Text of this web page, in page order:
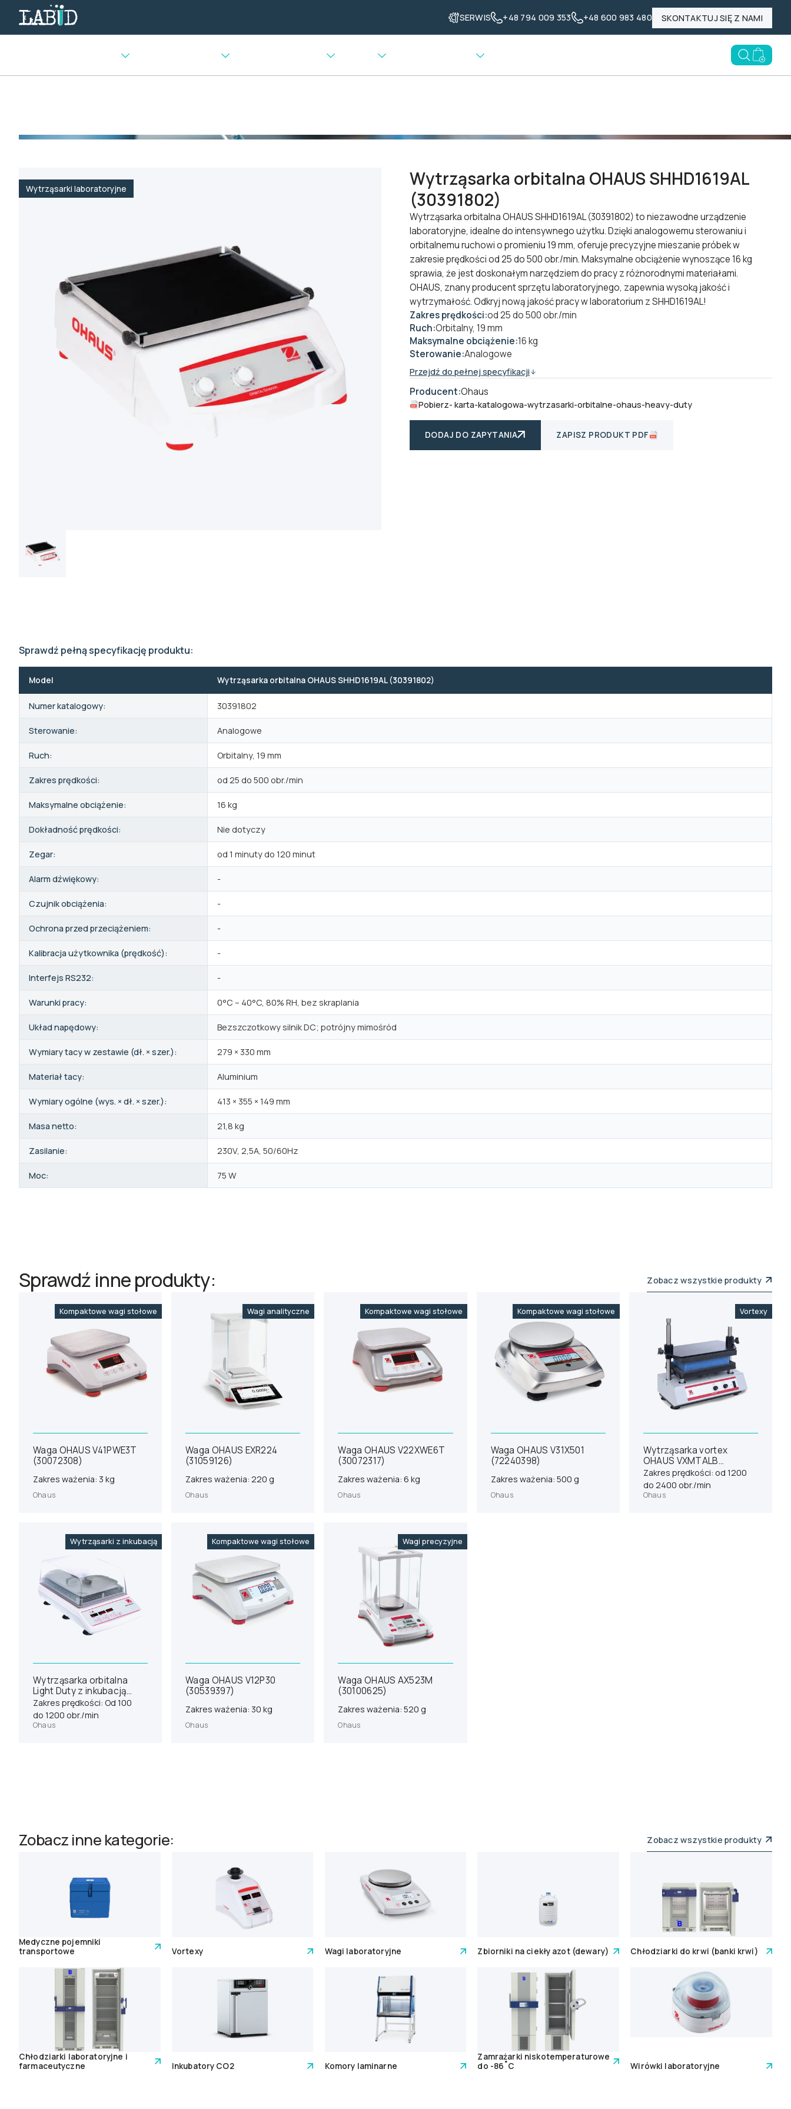
SERWIS +48 794 009 353 +48 600 983 480 SKONTAKTUJ SIĘ Z NAMI
OpenGo to
Wytrząsarki laboratoryjne
Wytrząsarka orbitalna OHAUS SHHD1619AL
(30391802)
Wytrząsarka orbitalna OHAUS SHHD1619AL (30391802) to niezawodne urządzenie
laboratoryjne, idealne do intensywnego użytku. Dzięki analogowemu sterowaniu i
orbitalnemu ruchowi o promieniu 19 mm, oferuje precyzyjne mieszanie próbek w
zakresie prędkości od 25 do 500 obr./min. Maksymalne obciążenie wynoszące 16 kg
sprawia, że jest doskonałym narzędziem do pracy z różnorodnymi materiałami.
OHAUS, znany producent sprzętu laboratoryjnego, zapewnia wysoką jakość i
wytrzymałość. Odkryj nową jakość pracy w laboratorium z SHHD1619AL!
Zakres prędkości:od 25 do 500 obr./min
Ruch:Orbitalny, 19 mm
Maksymalne obciążenie:16 kg
Sterowanie:Analogowe
Przejdź do pełnej specyfikacji
Producent:Ohaus
Pobierz- karta-katalogowa-wytrzasarki-orbitalne-ohaus-heavy-duty
DODAJ DO ZAPYTANIA ZAPISZ PRODUKT PDF
Sprawdź pełną specyfikację produktu:
Model Wytrząsarka orbitalna OHAUS SHHD1619AL (30391802)
Numer katalogowy: 30391802
Sterowanie: Analogowe
Ruch: Orbitalny, 19 mm
Zakres prędkości: od 25 do 500 obr./min
Maksymalne obciążenie: 16 kg
Dokładność prędkości: Nie dotyczy
Zegar: od 1 minuty do 120 minut
Alarm dźwiękowy: -
Czujnik obciążenia: -
Ochrona przed przeciążeniem: -
Kalibracja użytkownika (prędkość): -
Interfejs RS232: -
Warunki pracy: 0°C – 40°C, 80% RH, bez skraplania
Układ napędowy: Bezszczotkowy silnik DC; potrójny mimośród
Wymiary tacy w zestawie (dł. × szer.): 279 × 330 mm
Materiał tacy: Aluminium
Wymiary ogólne (wys. × dł. × szer.): 413 × 355 × 149 mm
Masa netto: 21,8 kg
Zasilanie: 230V, 2,5A, 50/60Hz
Moc: 75 W
Sprawdź inne produkty: Zobacz wszystkie produkty
Kompaktowe wagi stołowe
Waga OHAUS V41PWE3T
(30072308)
Zakres ważenia: 3 kg
Ohaus
Wagi analityczne
Waga OHAUS EXR224
(31059126)
Zakres ważenia: 220 g
Ohaus
Kompaktowe wagi stołowe
Waga OHAUS V22XWE6T
(30072317)
Zakres ważenia: 6 kg
Ohaus
Kompaktowe wagi stołowe
Waga OHAUS V31X501
(72240398)
Zakres ważenia: 500 g
Ohaus
Vortexy
Wytrząsarka vortex
OHAUS VXMTALB
(30573832)
Zakres prędkości: od 1200
do 2400 obr./min
Ohaus
Wytrząsarki z inkubacją
Wytrząsarka orbitalna
Light Duty z inkubacją
OHAUS ISLDMPHDG
(30391933)
Zakres prędkości: Od 100
do 1200 obr./min
Ohaus
Kompaktowe wagi stołowe
Waga OHAUS V12P30
(30539397)
Zakres ważenia: 30 kg
Ohaus
Wagi precyzyjne
Waga OHAUS AX523M
(30100625)
Zakres ważenia: 520 g
Ohaus
Zobacz inne kategorie: Zobacz wszystkie produkty
Medyczne pojemniki
transportowe
Vortexy Wagi laboratoryjne Zbiorniki na ciekły azot (dewary) Chłodziarki do krwi (banki krwi)
Chłodziarki laboratoryjne i
farmaceutyczne
Inkubatory CO2 Komory laminarne
Zamrażarki niskotemperaturowe
do -86˚C
Wirówki laboratoryjne